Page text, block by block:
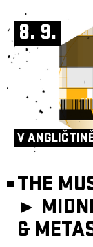
8. 9.
V
THE
►
&